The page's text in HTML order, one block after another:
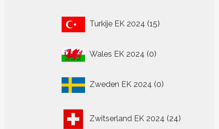
Turkije EK 2024 15
producten
Wales EK 2024 00
Zweden EK 2024 0
producten
Zwitserland EK 2024 24
producten